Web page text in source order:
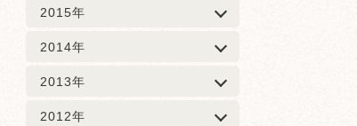
2015年
2014年
2013年
2012年